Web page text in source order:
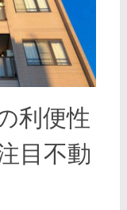
利便性
目不動